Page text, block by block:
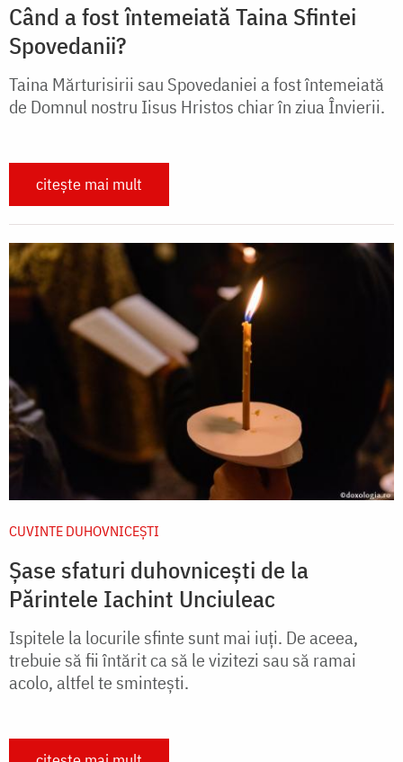
Când a fost întemeiată Taina Sfintei
Spovedanii?
Taina Mărturisirii sau Spovedaniei a fost întemeiată
de Domnul nostru Iisus Hristos chiar în ziua Învierii.
citește mai mult
CUVINTE DUHOVNICEȘTI
Șase sfaturi duhovnicești de la
Părintele Iachint Unciuleac
Ispitele la locurile sfinte sunt mai iuţi. De aceea,
trebuie să fii întărit ca să le vizitezi sau să ramai
acolo, altfel te sminteşti.